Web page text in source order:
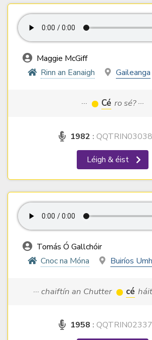
Maggie McGiff
Rinn an Eanaigh
Gaileanga
··· Cé ro sé? ···
1982 :
Léigh & éist
Tomás Ó Gallchóir
Cnoc na Móna
Buiríos
··· chaiftín an Chutter cé
1958 :